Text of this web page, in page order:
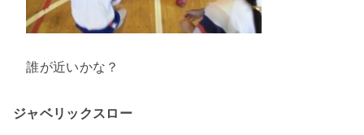
誰が近いかな？
ジャベリックスロー